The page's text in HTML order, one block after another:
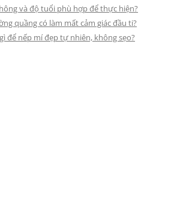
và độ tuổi phù hợp để thực hiện?
quầng có làm mất cảm giác đầu ti?
để nếp mí đẹp tự nhiên, không sẹo?